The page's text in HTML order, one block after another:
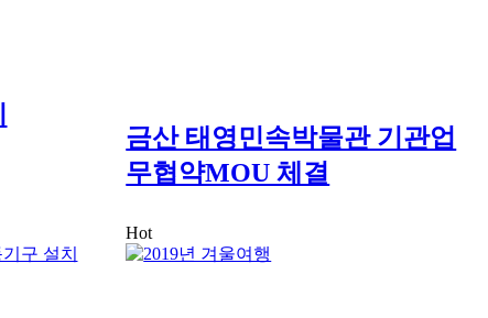
금산 태영민속박물관 기관업
무협약MOU 체결
Hot